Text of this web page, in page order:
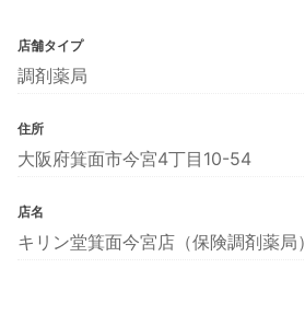
店舗タイプ
調剤薬局
住所
大阪府箕面市今宮4丁目10-54
店名
キリン堂箕面今宮店（保険調剤薬局）